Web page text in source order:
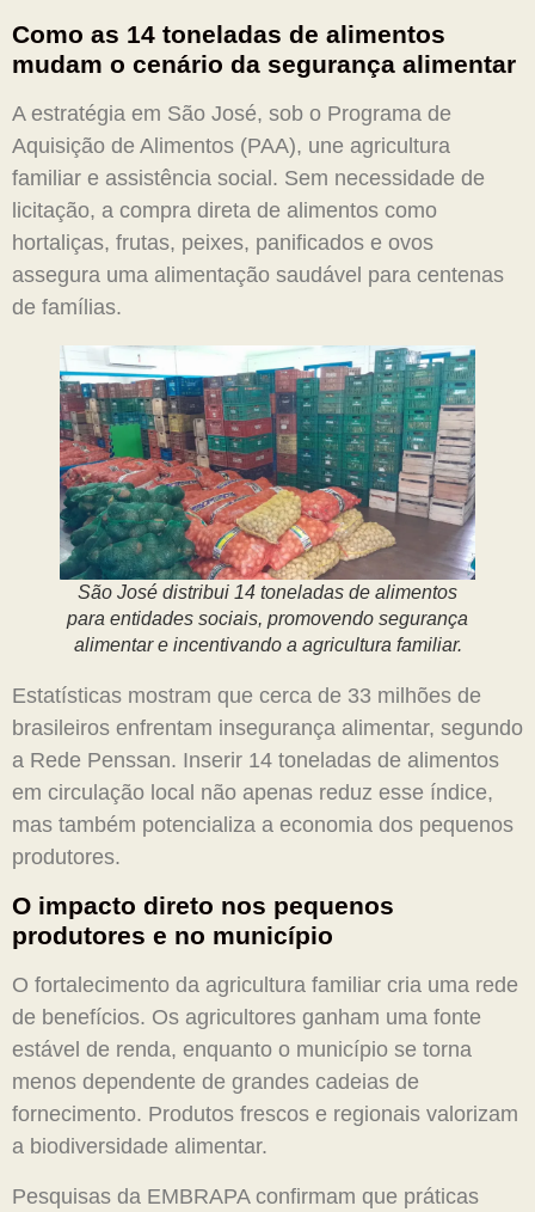
Como as 14 toneladas de alimentos
mudam o cenário da segurança alimentar
A estratégia em São José, sob o Programa de
Aquisição de Alimentos (PAA), une agricultura
familiar e assistência social. Sem necessidade de
licitação, a compra direta de alimentos como
hortaliças, frutas, peixes, panificados e ovos
assegura uma alimentação saudável para centenas
de famílias.
São José distribui 14 toneladas de alimentos
para entidades sociais, promovendo segurança
alimentar e incentivando a agricultura familiar.
Estatísticas mostram que cerca de 33 milhões de
brasileiros enfrentam insegurança alimentar, segundo
a Rede Penssan. Inserir 14 toneladas de alimentos
em circulação local não apenas reduz esse índice,
mas também potencializa a economia dos pequenos
produtores.
O impacto direto nos pequenos
produtores e no município
O fortalecimento da agricultura familiar cria uma rede
de benefícios. Os agricultores ganham uma fonte
estável de renda, enquanto o município se torna
menos dependente de grandes cadeias de
fornecimento. Produtos frescos e regionais valorizam
a biodiversidade alimentar.
Pesquisas da EMBRAPA confirmam que práticas